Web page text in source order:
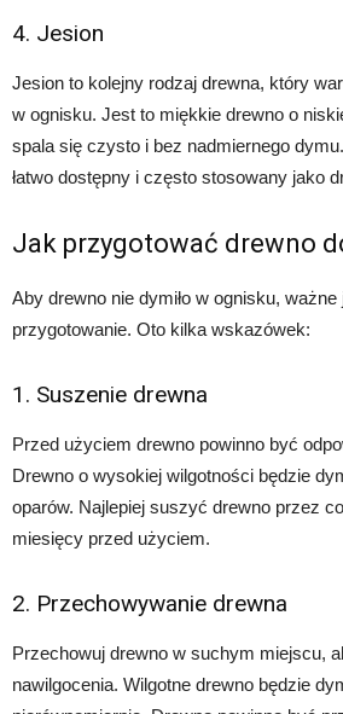
4. Jesion
Jesion to kolejny rodzaj drewna, który
w ognisku. Jest to miękkie drewno o
spala się czysto i bez nadmiernego
łatwo dostępny i często stosowany jako
Jak przygotować drewno
Aby drewno nie dymiło w ognisku,
przygotowanie. Oto kilka wskazówek:
1. Suszenie drewna
Przed użyciem drewno powinno być
Drewno o wysokiej wilgotności będzie
oparów. Najlepiej suszyć drewno przez
miesięcy przed użyciem.
2. Przechowywanie drewna
Przechowuj drewno w suchym miejscu,
nawilgocenia. Wilgotne drewno będzie